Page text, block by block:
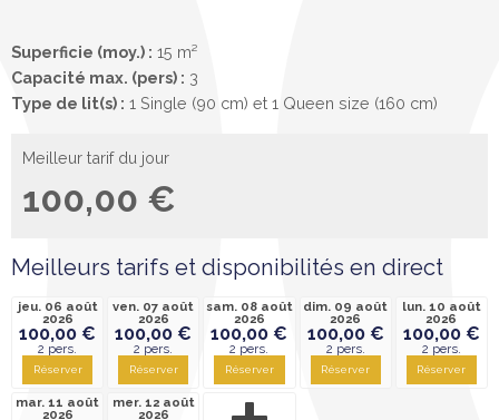
Superficie (moy.) : 15 m²
Capacité max. (pers) : 3
Type de lit(s) : 1 Single (90 cm) et 1 Queen size (160 cm)
Meilleur tarif du jour
100,00 €
Meilleurs tarifs et disponibilités en direct
jeu. 06 août
2026
100,00 €
2 pers.
Réserver
ven. 07 août
2026
100,00 €
2 pers.
Réserver
sam. 08 août
2026
100,00 €
2 pers.
Réserver
dim. 09 août
2026
100,00 €
2 pers.
Réserver
lun. 10 août
2026
100,00 €
2 pers.
Réserver
mar. 11 août
2026
mer. 12 août
2026